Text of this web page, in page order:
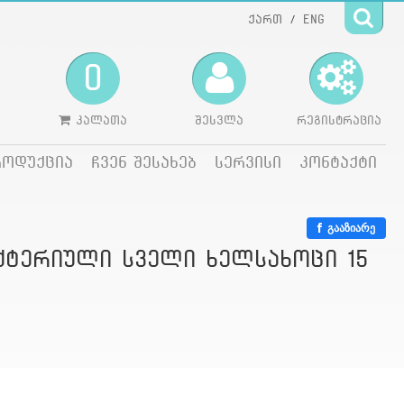
ქართ / ENG
რეგისტრაცია
შესვლა
0
კალათა
ჩვენ შესახებ სერვისი კონტაქტი
გააზიარე
სველი ხელსახოცი 15